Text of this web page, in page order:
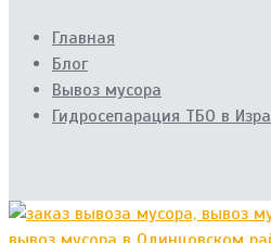
Главная
Блог
Вывоз мусора
Гидросепарация ТБО в